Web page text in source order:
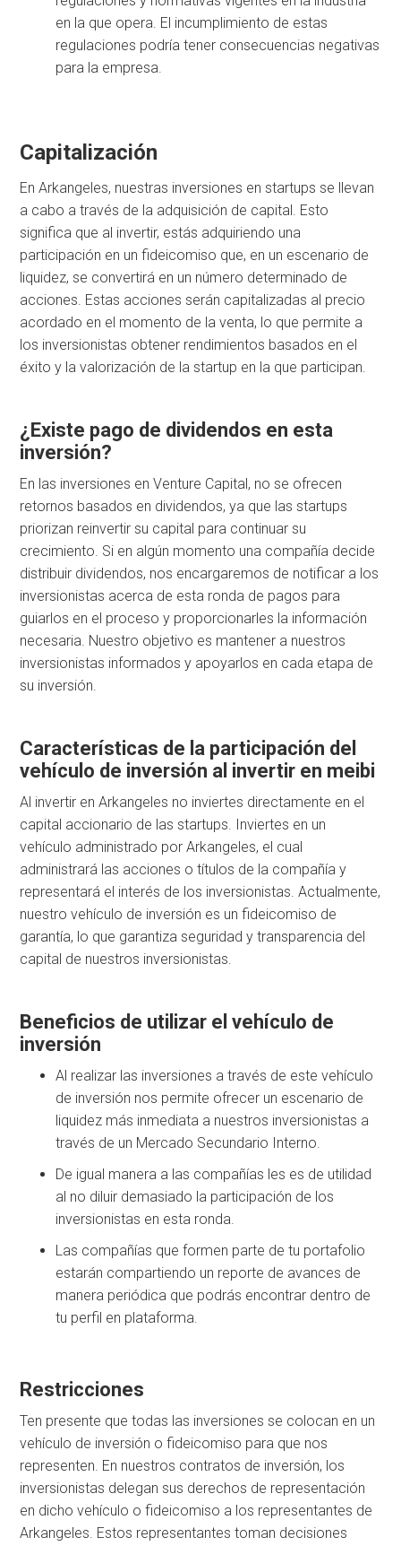
en la que opera. El incumplimiento de estas
regulaciones podría tener consecuencias negativas
para la empresa.
Capitalización
En Arkangeles, nuestras inversiones en startups se llevan
a cabo a través de la adquisición de capital. Esto
significa que al invertir, estás adquiriendo una
participación en un fideicomiso que, en un escenario de
liquidez, se convertirá en un número determinado de
acciones. Estas acciones serán capitalizadas al precio
acordado en el momento de la venta, lo que permite a
los inversionistas obtener rendimientos basados en el
éxito y la valorización de la startup en la que participan.
¿Existe pago de dividendos en esta
inversión?
En las inversiones en Venture Capital, no se ofrecen
retornos basados en dividendos, ya que las startups
priorizan reinvertir su capital para continuar su
crecimiento. Si en algún momento una compañía decide
distribuir dividendos, nos encargaremos de notificar a los
inversionistas acerca de esta ronda de pagos para
guiarlos en el proceso y proporcionarles la información
necesaria. Nuestro objetivo es mantener a nuestros
inversionistas informados y apoyarlos en cada etapa de
su inversión.
Características de la participación del
vehículo de inversión al invertir en meibi
Al invertir en Arkangeles no inviertes directamente en el
capital accionario de las startups. Inviertes en un
vehículo administrado por Arkangeles, el cual
administrará las acciones o títulos de la compañía y
representará el interés de los inversionistas. Actualmente,
nuestro vehículo de inversión es un fideicomiso de
garantía, lo que garantiza seguridad y transparencia del
capital de nuestros inversionistas.
Beneficios de utilizar el vehículo de
inversión
Al realizar las inversiones a través de este vehículo
de inversión nos permite ofrecer un escenario de
liquidez más inmediata a nuestros inversionistas a
través de un Mercado Secundario Interno.
De igual manera a las compañías les es de utilidad
al no diluir demasiado la participación de los
inversionistas en esta ronda.
Las compañías que formen parte de tu portafolio
estarán compartiendo un reporte de avances de
manera periódica que podrás encontrar dentro de
tu perfil en plataforma.
Restricciones
Ten presente que todas las inversiones se colocan en un
vehículo de inversión o fideicomiso para que nos
representen. En nuestros contratos de inversión, los
inversionistas delegan sus derechos de representación
en dicho vehículo o fideicomiso a los representantes de
Arkangeles. Estos representantes toman decisiones